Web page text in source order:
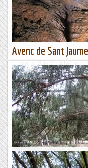
Avenc de Sant
El dijous 18.12.2014 tornem
Llorenç del Munt i l'Obac
conglomeràtiques prou
Espeleobloc
Ruta pel parc